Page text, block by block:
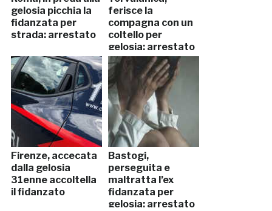
gelosia picchia la
fidanzata per
strada: arrestato
ferisce la
compagna con un
coltello per
gelosia: arrestato
Firenze, accecata
dalla gelosia
31enne accoltella
il fidanzato
Bastogi,
perseguita e
maltratta l’ex
fidanzata per
gelosia: arrestato